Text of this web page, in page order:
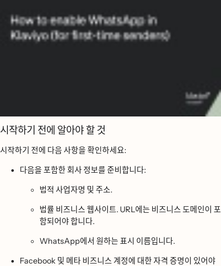
시작하기 전에 알아야 할 것
시작하기 전에 다음 사항을 확인하세요:
다음을 포함한 회사 정보를 준비합니다:
법적 사업자명 및 주소.
법률 비즈니스 웹사이트. URL에는 비즈니스 도메인이 포
함되어야 합니다.
WhatsApp에서 원하는 표시 이름입니다.
Facebook 및 메타 비즈니스 계정에 대한 자격 증명이 있어야